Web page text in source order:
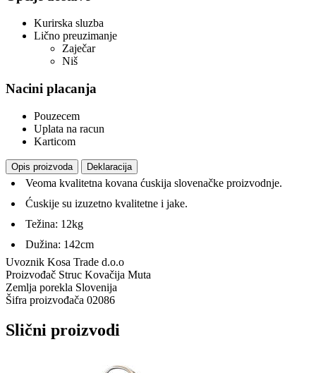
Kurirska sluzba
Lično preuzimanje
Zaječar
Niš
Nacini placanja
Pouzecem
Uplata na racun
Karticom
Opis proizvoda Deklaracija
Veoma kvalitetna kovana ćuskija slovenačke proizvodnje.
Ćuskije su izuzetno kvalitetne i jake.
Težina: 12kg
Dužina: 142cm
Uvoznik Kosa Trade d.o.o
Proizvođač Struc Kovačija Muta
Zemlja porekla Slovenija
Šifra proizvođača 02086
Slični proizvodi